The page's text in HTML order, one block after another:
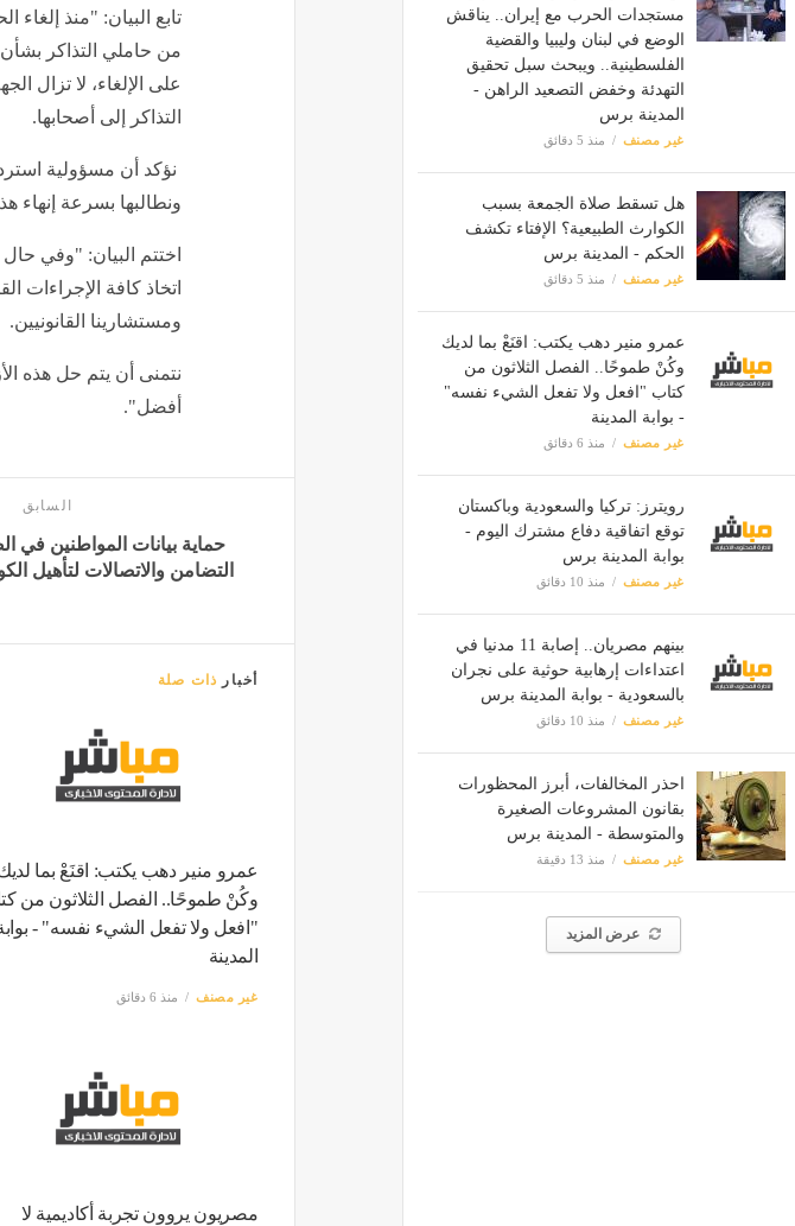
مستجدات الحرب مع إيران.. يناقش
الوضع في لبنان وليبيا والقضية
الفلسطينية.. ويبحث سبل تحقيق
التهدئة وخفض التصعيد الراهن -
المدينة برس
غير مصنف منذ 5 دقائق
هل تسقط صلاة الجمعة بسبب
الكوارث الطبيعية؟ الإفتاء تكشف
الحكم - المدينة برس
غير مصنف منذ 5 دقائق
عمرو منير دهب يكتب: اقنَعْ بما لديك
وكُنْ طموحًا.. الفصل الثلاثون من
كتاب "افعل ولا تفعل الشيء نفسه"
- بوابة المدينة
غير مصنف منذ 6 دقائق
رويترز: تركيا والسعودية وباكستان
توقع اتفاقية دفاع مشترك اليوم -
بوابة المدينة برس
غير مصنف منذ 10 دقائق
بينهم مصريان.. إصابة 11 مدنيا في
اعتداءات إرهابية حوثية على نجران
بالسعودية - بوابة المدينة برس
غير مصنف منذ 10 دقائق
احذر المخالفات، أبرز المحظورات
بقانون المشروعات الصغيرة
والمتوسطة - المدينة برس
غير مصنف منذ 13 دقيقة
عرض المزيد
تابع البيان: "منذ
من حاملي التذاكر
على الإلغاء، لا تزال
التذاكر إلى أصحابها.
نؤكد أن مسؤولية
ونطالبها بسرعة إنهاء
اختتم البيان: "وفي
اتخاذ كافة الإجراءات
ومستشارينا القانونيين.
نتمنى أن يتم حل هذه
أفضل".
السابق
حماية بيانات المواطنين في
التضامن والاتصالات لتأهيل
أخبار ذات صلة
عمرو منير دهب يكتب: اقنَعْ بما
وكُنْ طموحًا.. الفصل الثلاثون من
"افعل ولا تفعل الشيء نفسه" -
المدينة
غير مصنف منذ 6 دقائق
مصريون يروون تجربة أكاديمية لا